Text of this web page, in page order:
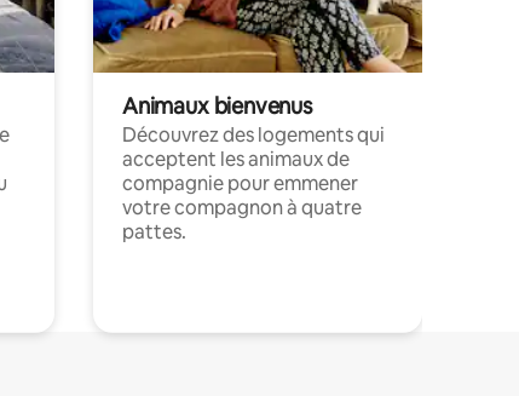
Animaux bienvenus
Découvrez des logements qui
acceptent les animaux de
compagnie pour emmener
votre compagnon à quatre
pattes.